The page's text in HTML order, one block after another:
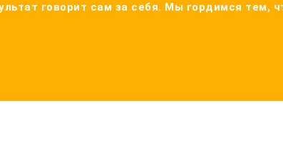
говорит сам за себя. Мы гордимся тем,